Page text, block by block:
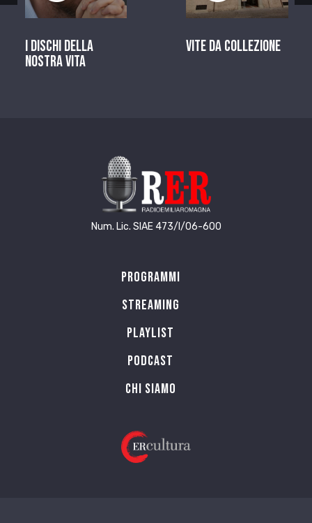
I dischi della
nostra vita
Vite da Collezione
Num. Lic. SIAE 473/I/06-600
Programmi
Streaming
Playlist
PODCAST
Chi siamo